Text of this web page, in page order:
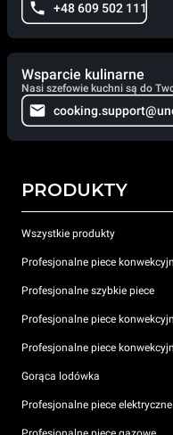
+48 609 502 111
Wsparcie kulinarne
Nasi szefowie kuchni są do
PRODUKTY
Wszystkie produkty
Profesjonalne piece
Profesjonalne szybkie piece
Profesjonalne piece
Profesjonalne piece
Gorąca lodówka
Profesjonalne piece elektryczne